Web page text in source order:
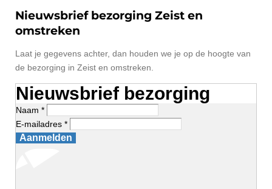
Nieuwsbrief bezorging Zeist en
omstreken
Laat je gegevens achter, dan houden we je op de hoogte van
de bezorging in Zeist en omstreken.
Nieuwsbrief bezorging
Naam *
E-mailadres *
Aanmelden